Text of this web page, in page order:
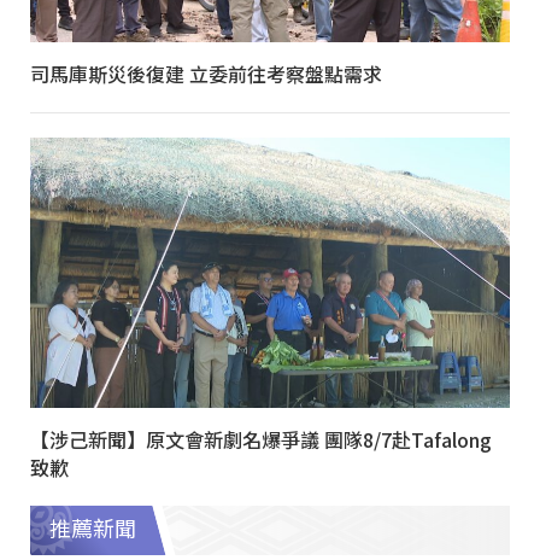
司馬庫斯災後復建 立委前往考察盤點需求
【涉己新聞】原文會新劇名爆爭議 團隊8/7赴Tafalong
致歉
推薦新聞